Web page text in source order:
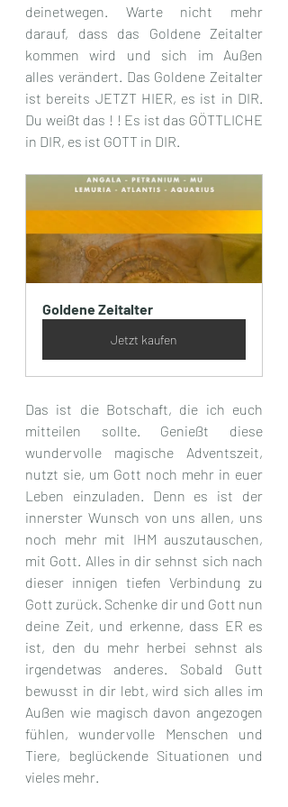
deinetwegen. Warte nicht mehr
darauf, dass das Goldene Zeitalter
kommen wird und sich im Außen
alles verändert. Das Goldene Zeitalter
ist bereits JETZT HIER, es ist in DIR.
Du weißt das ! ! Es ist das GÖTTLICHE
in DIR, es ist GOTT in DIR.
Goldene Zeitalter
Jetzt kaufen
Das ist die Botschaft, die ich euch
mitteilen sollte. Genießt diese
wundervolle magische Adventszeit,
nutzt sie, um Gott noch mehr in euer
Leben einzuladen. Denn es ist der
innerster Wunsch von uns allen, uns
noch mehr mit IHM auszutauschen,
mit Gott. Alles in dir sehnst sich nach
dieser innigen tiefen Verbindung zu
Gott zurück. Schenke dir und Gott nun
deine Zeit, und erkenne, dass ER es
ist, den du mehr herbei sehnst als
irgendetwas anderes. Sobald Gutt
bewusst in dir lebt, wird sich alles im
Außen wie magisch davon angezogen
fühlen, wundervolle Menschen und
Tiere, beglückende Situationen und
vieles mehr.